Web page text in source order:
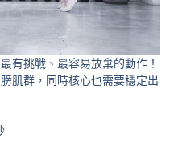
有挑戰、最容易放棄的動作！
肌群，同時核心也需要穩定出